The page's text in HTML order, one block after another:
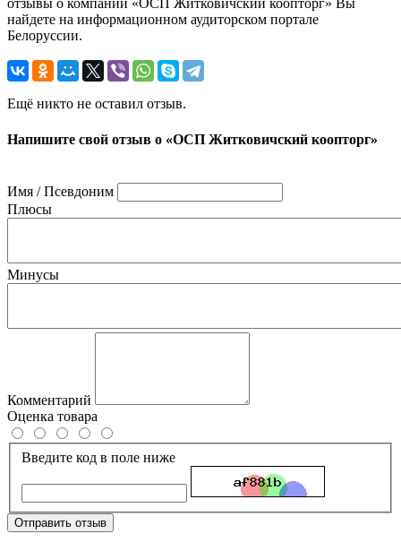
отзывы о компании «ОСП Житковичский коопторг» Вы
найдете на информационном аудиторском портале
Белоруссии.
Ещё никто не оставил отзыв.
Напишите свой отзыв о «ОСП Житковичский коопторг»
Имя / Псевдоним
Плюсы
Минусы
Комментарий
Оценка товара
Введите код в поле ниже
Отправить отзыв